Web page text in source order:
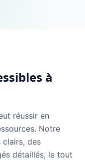
à
réussir en
Notre
clairs, des
détaillés, le tout